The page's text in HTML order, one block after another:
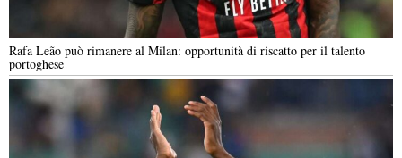
Rafa Leão può rimanere al Milan: opportunità di riscatto per il talento
portoghese